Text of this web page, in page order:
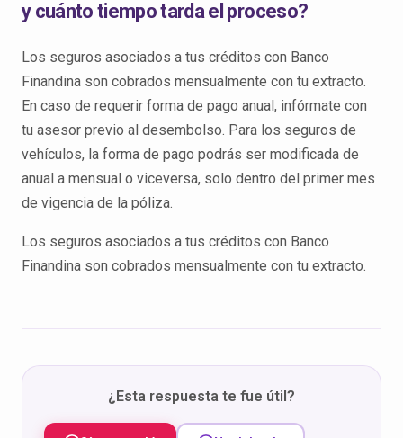
y cuánto tiempo tarda el proceso?
Los seguros asociados a tus créditos con Banco
Finandina son cobrados mensualmente con tu extracto.
En caso de requerir forma de pago anual, infórmate con
tu asesor previo al desembolso. Para los seguros de
vehículos, la forma de pago podrás ser modificada de
anual a mensual o viceversa, solo dentro del primer mes
de vigencia de la póliza.
Los seguros asociados a tus créditos con Banco
Finandina son cobrados mensualmente con tu extracto.
¿Esta respuesta te fue útil?